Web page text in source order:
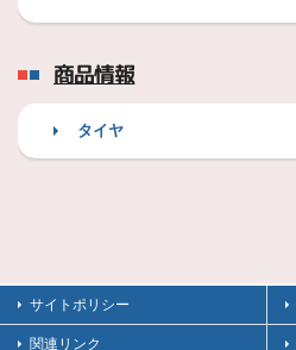
商品情報
タイヤ
サイトポリシー
関連リンク